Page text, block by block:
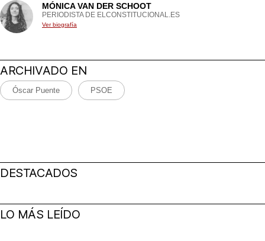
MÓNICA VAN DER SCHOOT
PERIODISTA DE ELCONSTITUCIONAL.ES
Ver biografía
ARCHIVADO EN
Óscar Puente PSOE
DESTACADOS
LO MÁS LEÍDO